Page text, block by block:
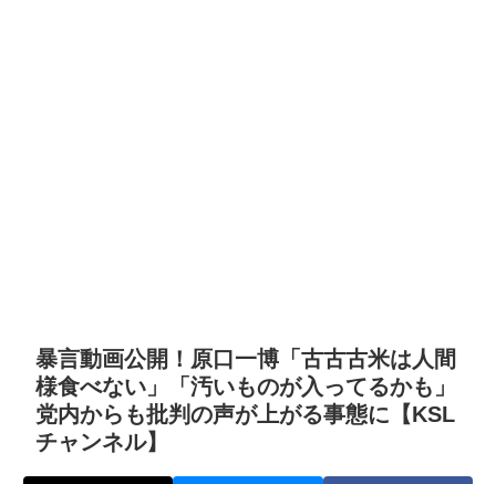
暴言動画公開！原口一博「古古古米は人間
様食べない」「汚いものが入ってるかも」
党内からも批判の声が上がる事態に【KSL
チャンネル】